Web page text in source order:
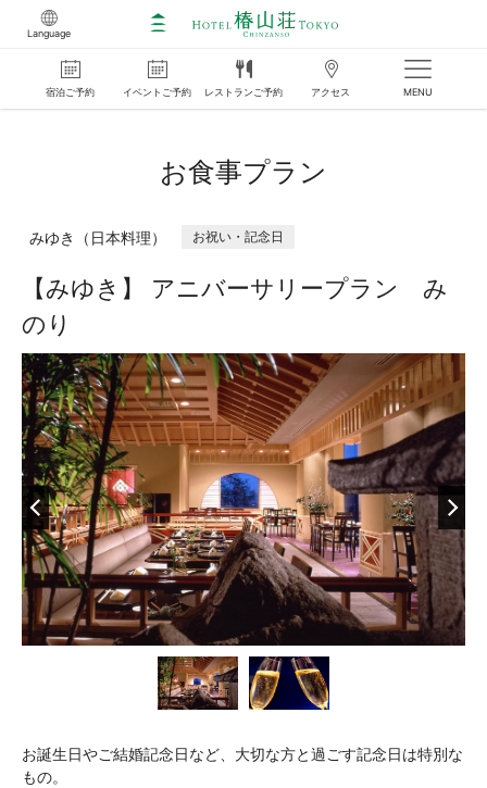
Language
宿泊ご予約 イベント ご予約 レストラン ご予約 アクセス MENU
お食事プラン
みゆき（日本料理） お祝い・記念日
【みゆき】 アニバーサリープラン み
のり
お誕生日やご結婚記念日など、大切な方と過ごす記念日は特別な
もの。